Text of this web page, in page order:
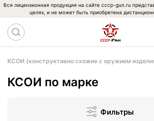
Вся лицензионная продукция на сайте cccp-gun.ru
целях, и не может быть приобретена
КСОИ (конструктивно схожие с оружием
КСОИ по марке
Фильтры